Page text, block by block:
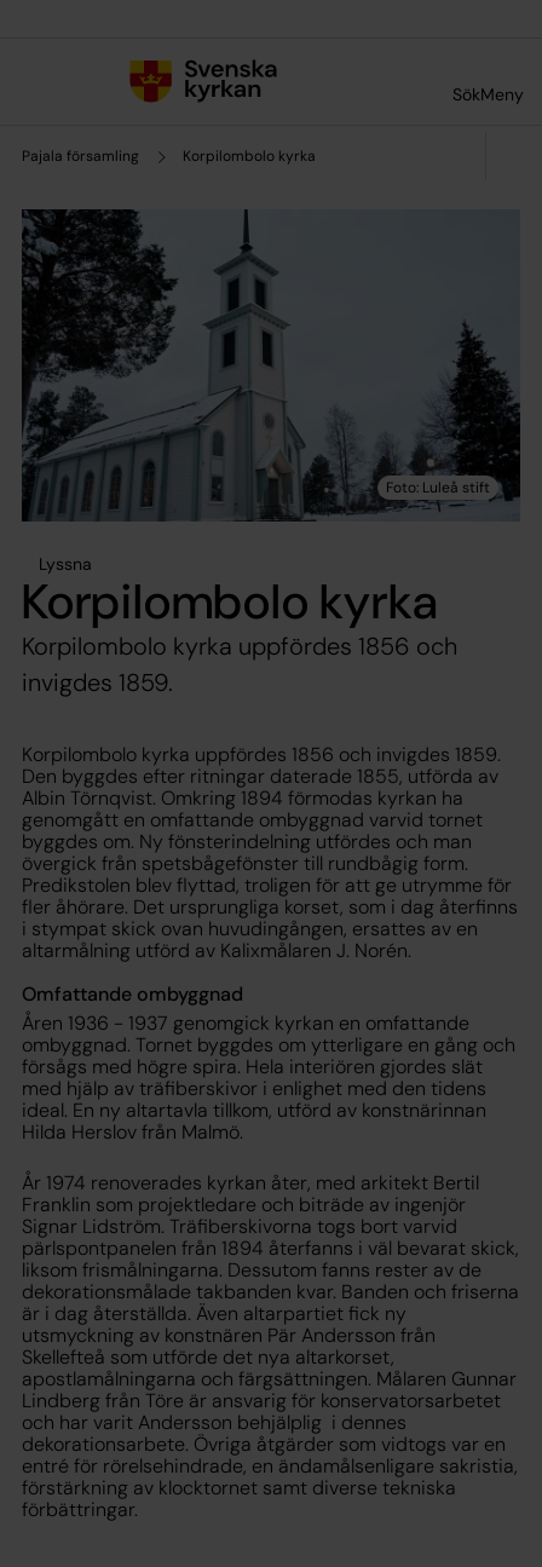
SökMeny
Pajala församling Korpilombolo kyrka
Lyssna
Korpilombolo kyrka
Korpilombolo kyrka uppfördes 1856 och
invigdes 1859.
Korpilombolo kyrka uppfördes 1856 och invigdes 1859.
Den byggdes efter ritningar daterade 1855, utförda av
Albin Törnqvist. Omkring 1894 förmodas kyrkan ha
genomgått en omfattande ombyggnad varvid tornet
byggdes om. Ny fönsterindelning utfördes och man
övergick från spetsbågefönster till rundbågig form.
Predikstolen blev flyttad, troligen för att ge utrymme för
fler åhörare. Det ursprungliga korset, som i dag återfinns
i stympat skick ovan huvudingången, ersattes av en
altarmålning utförd av Kalixmålaren J. Norén.
Omfattande ombyggnad
Åren 1936 - 1937 genomgick kyrkan en omfattande
ombyggnad. Tornet byggdes om ytterligare en gång och
försågs med högre spira. Hela interiören gjordes slät
med hjälp av träfiberskivor i enlighet med den tidens
ideal. En ny altartavla tillkom, utförd av konstnärinnan
Hilda Herslov från Malmö.
År 1974 renoverades kyrkan åter, med arkitekt Bertil
Franklin som projektledare och biträde av ingenjör
Signar Lidström. Träfiberskivorna togs bort varvid
pärlspontpanelen från 1894 återfanns i väl bevarat skick,
liksom frismålningarna. Dessutom fanns rester av de
dekorationsmålade takbanden kvar. Banden och friserna
är i dag återställda. Även altarpartiet fick ny
utsmyckning av konstnären Pär Andersson från
Skellefteå som utförde det nya altarkorset,
apostlamålningarna och färgsättningen. Målaren Gunnar
Lindberg från Töre är ansvarig för konservatorsarbetet
och har varit Andersson behjälplig i dennes
dekorationsarbete. Övriga åtgärder som vidtogs var en
entré för rörelsehindrade, en ändamålsenligare sakristia,
förstärkning av klocktornet samt diverse tekniska
förbättringar.